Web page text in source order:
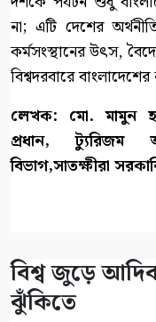
না; এটি দেশের
কর্মসংস্থানের উৎস,
বিশ্বদরবারে
লেখক: মো. মামুন
প্রধান, ট্যুরিজম
বিভাগ,সাতক্ষীরা
বিশ্ব জুড়ে
ঝুঁকিতে